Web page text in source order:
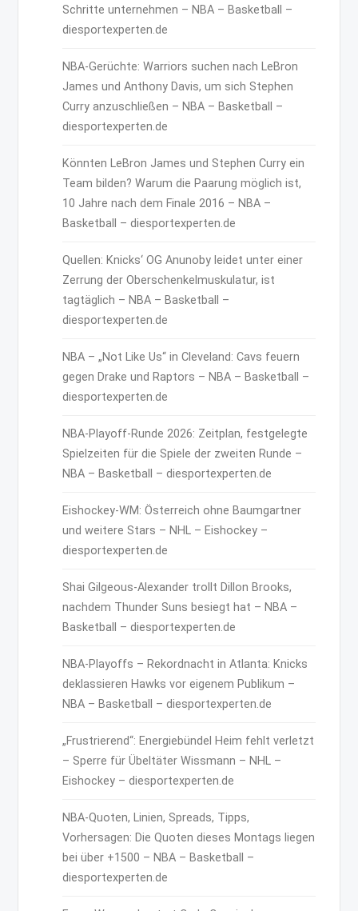
Schritte unternehmen – NBA – Basketball –
diesportexperten.de
NBA-Gerüchte: Warriors suchen nach LeBron
James und Anthony Davis, um sich Stephen
Curry anzuschließen – NBA – Basketball –
diesportexperten.de
Könnten LeBron James und Stephen Curry ein
Team bilden? Warum die Paarung möglich ist,
10 Jahre nach dem Finale 2016 – NBA –
Basketball – diesportexperten.de
Quellen: Knicks‘ OG Anunoby leidet unter einer
Zerrung der Oberschenkelmuskulatur, ist
tagtäglich – NBA – Basketball –
diesportexperten.de
NBA – „Not Like Us“ in Cleveland: Cavs feuern
gegen Drake und Raptors – NBA – Basketball –
diesportexperten.de
NBA-Playoff-Runde 2026: Zeitplan, festgelegte
Spielzeiten für die Spiele der zweiten Runde –
NBA – Basketball – diesportexperten.de
Eishockey-WM: Österreich ohne Baumgartner
und weitere Stars – NHL – Eishockey –
diesportexperten.de
Shai Gilgeous-Alexander trollt Dillon Brooks,
nachdem Thunder Suns besiegt hat – NBA –
Basketball – diesportexperten.de
NBA-Playoffs – Rekordnacht in Atlanta: Knicks
deklassieren Hawks vor eigenem Publikum –
NBA – Basketball – diesportexperten.de
„Frustrierend“: Energiebündel Heim fehlt verletzt
– Sperre für Übeltäter Wissmann – NHL –
Eishockey – diesportexperten.de
NBA-Quoten, Linien, Spreads, Tipps,
Vorhersagen: Die Quoten dieses Montags liegen
bei über +1500 – NBA – Basketball –
diesportexperten.de